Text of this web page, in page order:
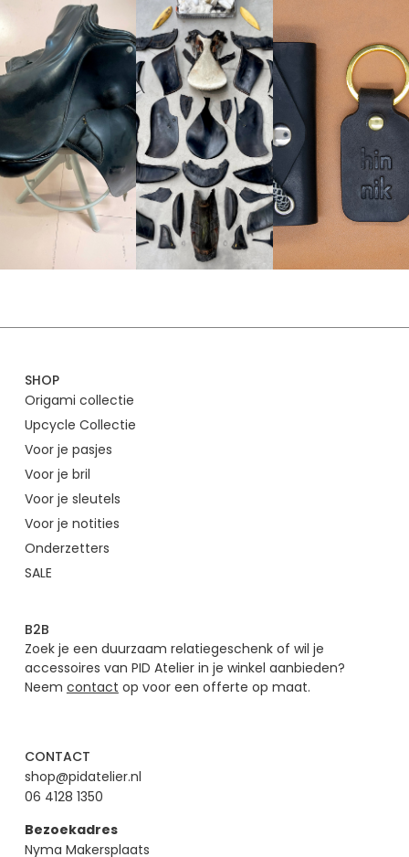
SHOP
Origami collectie
Upcycle Collectie
Voor je pasjes
Voor je bril
Voor je sleutels
Voor je notities
Onderzetters
SALE
B2B
Zoek je een duurzaam relatiegeschenk of wil je
accessoires van PID Atelier in je winkel aanbieden?
Neem contact op voor een offerte op maat.
CONTACT
shop@pidatelier.nl
06 4128 1350
Bezoekadres
Nyma Makersplaats